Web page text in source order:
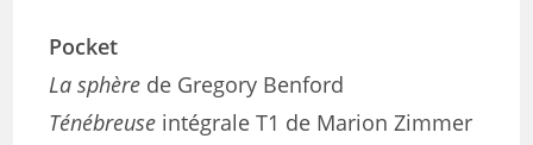
Pocket
La sphère de Gregory Benford
Ténébreuse intégrale T1 de Marion Zimmer